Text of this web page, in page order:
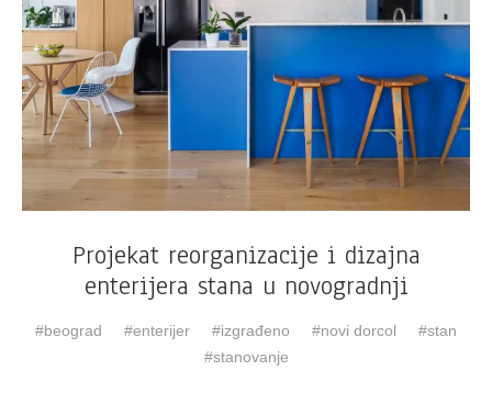
Projekat reorganizacije i dizajna
enterijera stana u novogradnji
beograd enterijer izgrađeno novi dorcol
stan
stanovanje